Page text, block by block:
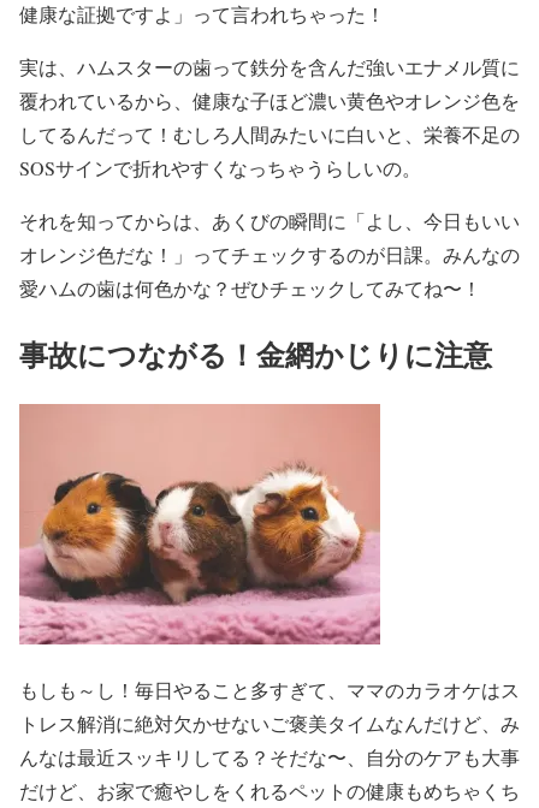
健康な証拠ですよ」って言われちゃった！
実は、ハムスターの歯って鉄分を含んだ強いエナメル質に
覆われているから、健康な子ほど濃い黄色やオレンジ色を
してるんだって！むしろ人間みたいに白いと、栄養不足の
SOSサインで折れやすくなっちゃうらしいの。
それを知ってからは、あくびの瞬間に「よし、今日もいい
オレンジ色だな！」ってチェックするのが日課。みんなの
愛ハムの歯は何色かな？ぜひチェックしてみてね〜！
事故につながる！金網かじりに注意
もしも～し！毎日やること多すぎて、ママのカラオケはス
トレス解消に絶対欠かせないご褒美タイムなんだけど、み
んなは最近スッキリしてる？そだな〜、自分のケアも大事
だけど、お家で癒やしをくれるペットの健康もめちゃくち